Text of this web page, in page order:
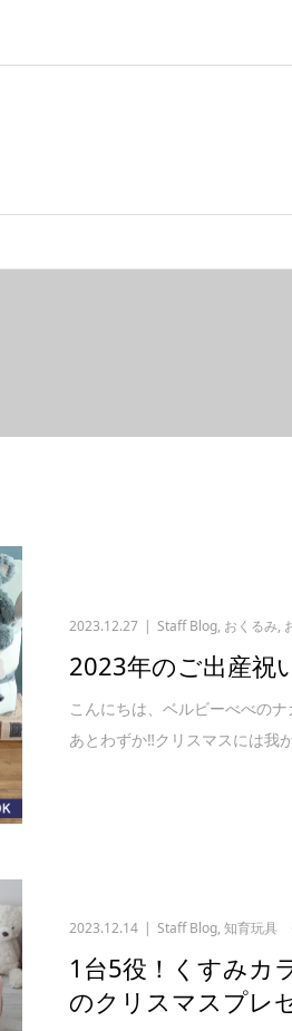
2023.12.27 Staff Blog, おくるみ,
2023年のご出産祝
こんにちは、ベルビーべべの
あとわずか‼︎クリスマスには我
2023.12.14 Staff Blog,知育玩具
1台5役！くすみカ
のクリスマスプレ